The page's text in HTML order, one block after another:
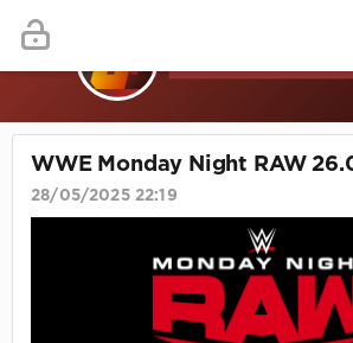
WWE Monday Night RAW
28/05/2025 22:19